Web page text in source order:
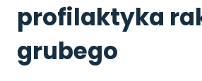
profilaktyka
grubego